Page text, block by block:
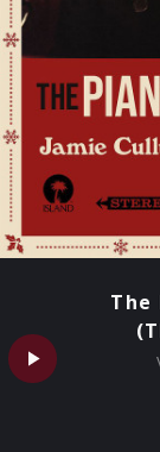
The